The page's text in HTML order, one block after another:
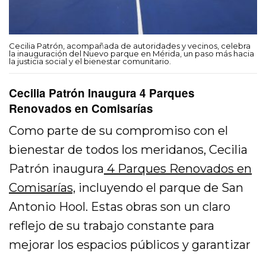
Cecilia Patrón, acompañada de autoridades y vecinos, celebra
la inauguración del Nuevo parque en Mérida, un paso más hacia
la justicia social y el bienestar comunitario.
Cecilia Patrón Inaugura 4 Parques
Renovados en Comisarías
Como parte de su compromiso con el
bienestar de todos los meridanos, Cecilia
Patrón inaugura 4 Parques Renovados en
Comisarías, incluyendo el parque de San
Antonio Hool. Estas obras son un claro
reflejo de su trabajo constante para
mejorar los espacios públicos y garantizar